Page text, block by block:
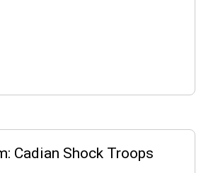
Cadian Shock Troops